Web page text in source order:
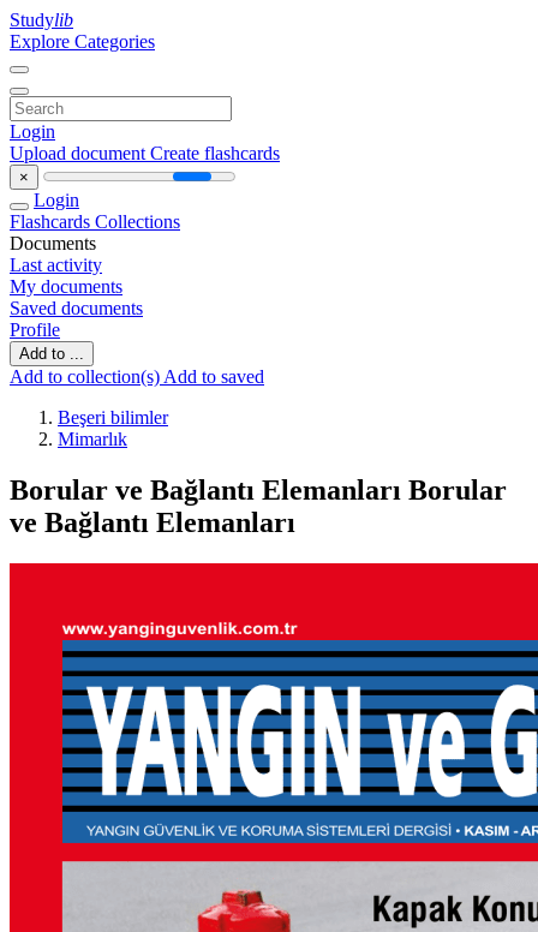
Studylib
Explore Categories
Login
Upload document Create flashcards
×
Login
Flashcards Collections
Documents
Last activity
My documents
Saved documents
Profile
Add to ...
Add to collection(s) Add to saved
Beşeri bilimler
Mimarlık
Borular ve Bağlantı Elemanları Borular
ve Bağlantı Elemanları